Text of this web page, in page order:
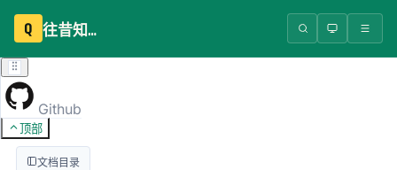
Q 往昔知识库
Github
顶部
文档目录